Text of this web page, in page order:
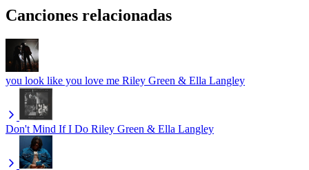
Canciones relacionadas
you look like you love me Riley Green & Ella Langley
Don't Mind If I Do Riley Green & Ella Langley